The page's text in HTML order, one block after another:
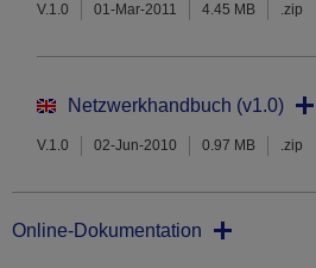
V.1.0 01-Mar-2011 4.45 MB .zip
Netzwerkhandbuch (v1.0)
V.1.0 02-Jun-2010 0.97 MB .zip
Online-Dokumentation